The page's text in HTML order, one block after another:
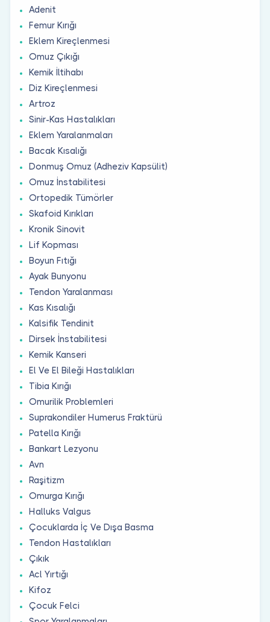
Adenit
Femur Kırığı
Eklem Kireçlenmesi
Omuz Çıkığı
Kemik İltihabı
Diz Kireçlenmesi
Artroz
Sinir-Kas Hastalıkları
Eklem Yaralanmaları
Bacak Kısalığı
Donmuş Omuz (Adheziv Kapsülit)
Omuz İnstabilitesi
Ortopedik Tümörler
Skafoid Kırıkları
Kronik Sinovit
Lif Kopması
Boyun Fıtığı
Ayak Bunyonu
Tendon Yaralanması
Kas Kısalığı
Kalsifik Tendinit
Dirsek İnstabilitesi
Kemik Kanseri
El Ve El Bileği Hastalıkları
Tibia Kırığı
Omurilik Problemleri
Suprakondiler Humerus Fraktürü
Patella Kırığı
Bankart Lezyonu
Avn
Raşitizm
Omurga Kırığı
Halluks Valgus
Çocuklarda İç Ve Dışa Basma
Tendon Hastalıkları
Çıkık
Acl Yırtığı
Kifoz
Çocuk Felci